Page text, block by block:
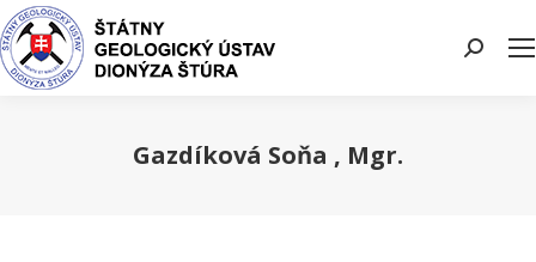
Search:
Gazdíková Soňa , Mgr.